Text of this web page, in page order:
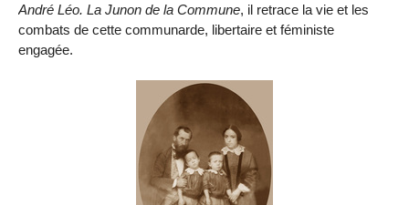
André Léo. La Junon de la Commune, il retrace la vie et les
combats de cette communarde, libertaire et féministe
engagée.